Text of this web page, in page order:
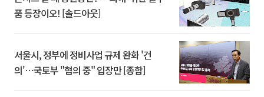
품 등장이오! [솔드아웃]
서울시, 정부에 정비사업 규제 완화 '건
의'⋯국토부 "협의 중" 입장만 [종합]